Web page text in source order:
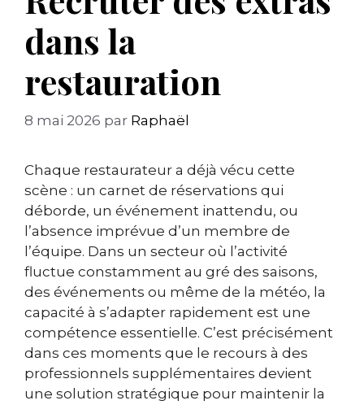
dans la
restauration
8 mai 2026 par Raphaël
Chaque restaurateur a déjà vécu cette
scène : un carnet de réservations qui
déborde, un événement inattendu, ou
l’absence imprévue d’un membre de
l’équipe. Dans un secteur où l’activité
fluctue constamment au gré des saisons,
des événements ou même de la météo, la
capacité à s’adapter rapidement est une
compétence essentielle. C’est précisément
dans ces moments que le recours à des
professionnels supplémentaires devient
une solution stratégique pour maintenir la